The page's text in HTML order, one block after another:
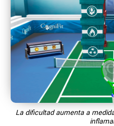
La dificultad aumenta a